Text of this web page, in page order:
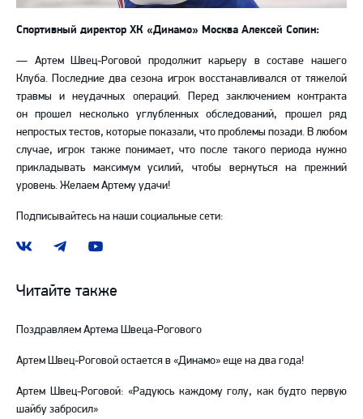
Спортивный директор ХК «Динамо» Москва Алексей Сопин:
— Артем Швец-Роговой продолжит карьеру в составе нашего
Клуба. Последние два сезона игрок восстанавливался от тяжелой
травмы и неудачных операций. Перед заключением контракта
он прошел несколько углубленных обследований, прошел ряд
непростых тестов, которые показали, что проблемы позади. В любом
случае, игрок также понимает, что после такого периода нужно
прикладывать максимум усилий, чтобы вернуться на прежний
уровень. Желаем Артему удачи!
Подписывайтесь на наши социальные сети:
Наша
ВКонтакте
Наш
в
Telegram
Наш
YouTube
Читайте также
Поздравляем Артема Швеца-Рогового
Артем Швец-Роговой остается в «Динамо» еще на два года!
Артем Швец-Роговой: «Радуюсь каждому голу, как будто первую
шайбу забросил»